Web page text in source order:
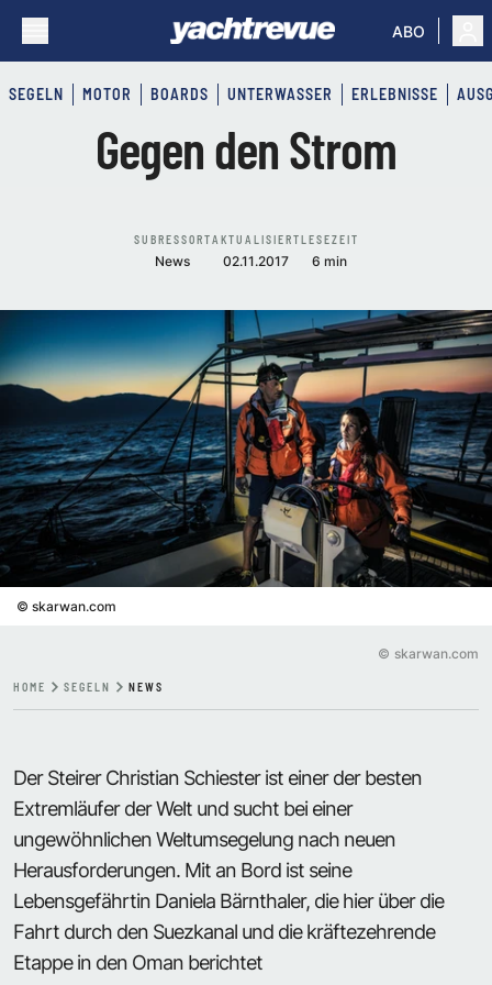
ABO
SEGELN MOTOR BOARDS UNTERWASSER ERLEBNISSE
Gegen den Strom
SUBRESSORT
News
AKTUALISIERT
02.11.2017
LESEZEIT
6 min
© skarwan.com
© skarwan.com
HOME SEGELN NEWS
Der Steirer Christian Schiester ist einer der besten
Extremläufer der Welt und sucht bei einer
ungewöhnlichen Weltumsegelung nach neuen
Herausforderungen. Mit an Bord ist seine
Lebensgefährtin Daniela Bärnthaler, die hier über die
Fahrt durch den Suezkanal und die kräftezehrende
Etappe in den Oman berichtet